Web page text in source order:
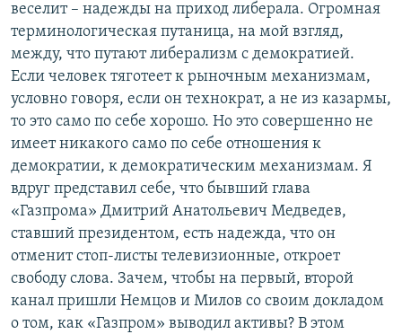
веселит – надежды на приход либерала. Огромная
терминологическая путаница, на мой взгляд,
между, что путают либерализм с демократией.
Если человек тяготеет к рыночным механизмам,
условно говоря, если он технократ, а не из казармы,
то это само по себе хорошо. Но это совершенно не
имеет никакого само по себе отношения к
демократии, к демократическим механизмам. Я
вдруг представил себе, что бывший глава
«Газпрома» Дмитрий Анатольевич Медведев,
ставший президентом, есть надежда, что он
отменит стоп-листы телевизионные, откроет
свободу слова. Зачем, чтобы на первый, второй
канал пришли Немцов и Милов со своим докладом
о том, как «Газпром» выводил активы? В этом